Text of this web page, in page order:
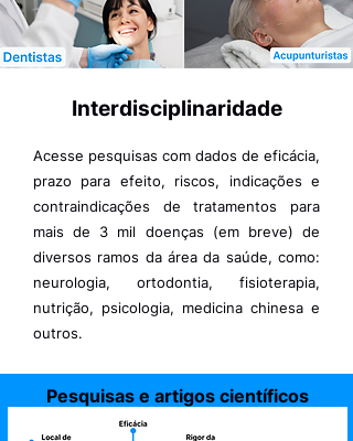
Interdisciplinaridade
Acesse pesquisas com dados de eficácia,
prazo para efeito, riscos, indicações e
contraindicações de tratamentos para
mais de 3 mil doenças (em breve) de
diversos ramos da área da saúde, como:
neurologia, ortodontia, fisioterapia,
nutrição, psicologia, medicina chinesa e
outros.
Pesquisas e artigos científicos